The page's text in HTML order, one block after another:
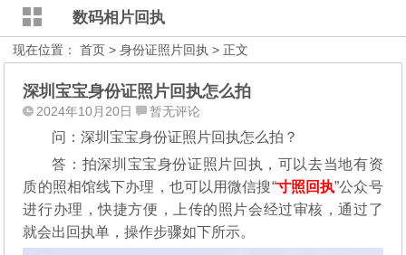
数码相片回执
现在位置：首页 >身份证照片回执 > 正文
深圳宝宝身份证照片回执怎么拍
2024年10月20日 暂无评论
问：深圳宝宝身份证照片回执怎么拍？
答：拍深圳宝宝身份证照片回执，可以去当地有资
质的照相馆线下办理，也可以用微信搜“寸照回执”公众号
进行办理，快捷方便，上传的照片会经过审核，通过了
就会出回执单，操作步骤如下所示。